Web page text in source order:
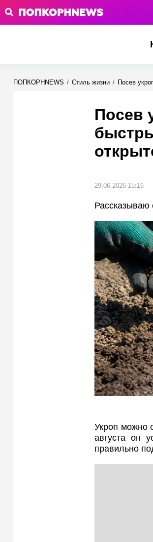
ПОПКОРНNEWS / Стиль жизни / Посев
Посев
29.06.2026 15:16
Рассказываю
Укроп можно
августа он
правильно